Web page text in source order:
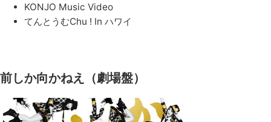
KONJO Music Video
てんとうむChu ! In ハワイ
前しか向かねえ（劇場盤）